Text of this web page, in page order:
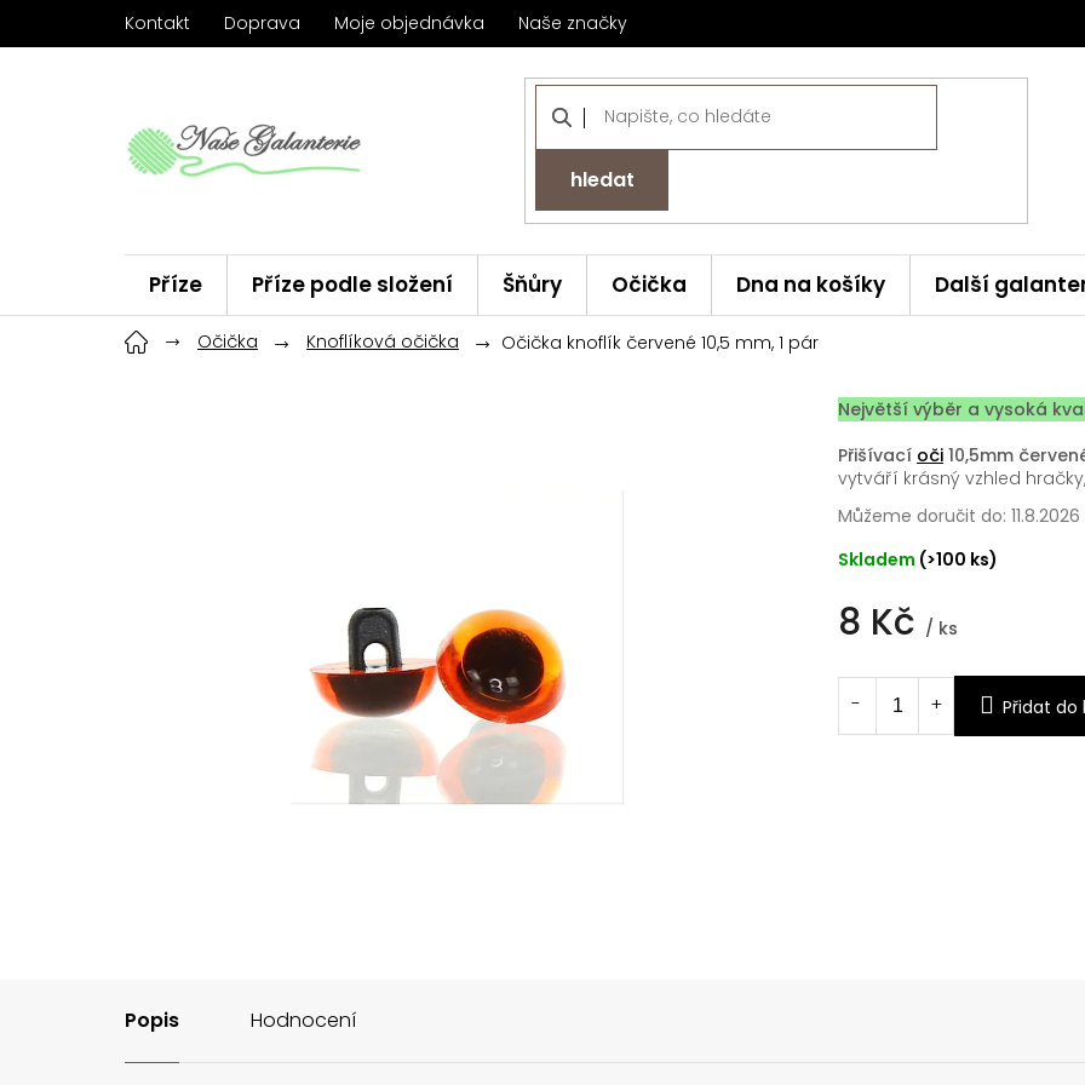
Kontakt Doprava Moje objednávka Naše značky
hledat
Příze Příze podle složení Šňůry Očička Dna na košíky Další
Háčky ChiaoGoo Značky
Očička Knoflíková očička Očička knoflík červené 10,5 mm, 1 pár
8 Kč / ks
cena:
Skladem (>100 ks)
Můžeme doručit do: 11.8.2026
Přidat do
Největší výběr a vysoká
Přišívací oči 10,5mm
vytváří krásný vzhled
Popis Hodnocení